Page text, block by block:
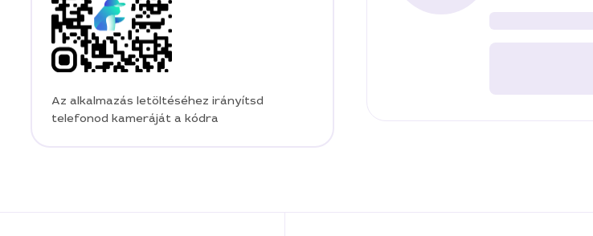
Az alkalmazás letöltéséhez irányítsd
telefonod kameráját a kódra